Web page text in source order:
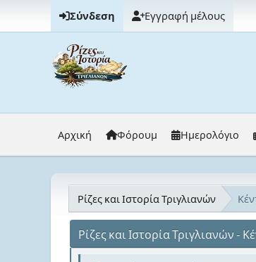
Σύνδεση Εγγραφή μέλους
Αρχική Φόρουμ Ημερολόγιο
Ρίζες και Ιστορία Τριγλιανών
Ρίζες και Ιστορία Τριγλιανών -